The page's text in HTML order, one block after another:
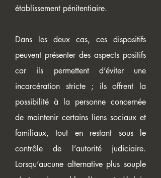
établissement pénitentiaire.
Dans les deux cas, ces dispositifs
peuvent présenter des aspects positifs
car ils permettent d’éviter une
incarcération stricte ; ils offrent la
possibilité à la personne concernée
de maintenir certains liens sociaux et
familiaux, tout en restant sous le
contrôle de l’autorité judiciaire.
Lorsqu’aucune alternative plus souple